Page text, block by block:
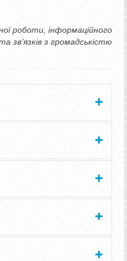
роботи, інформаційного
зв’язків з громадськістю